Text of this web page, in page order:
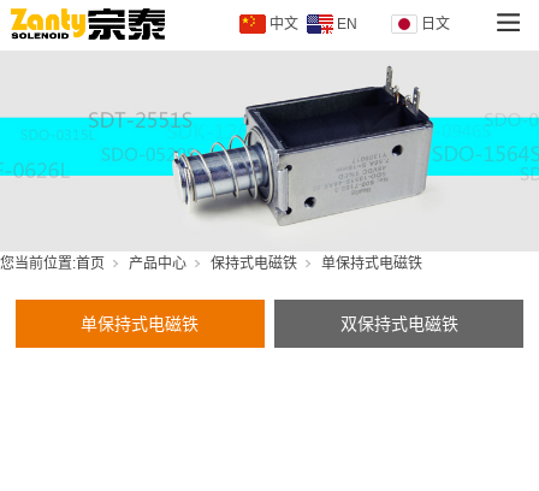
中文 EN 日文
您当前位置:首页 产品中心 保持式电磁铁 单保持式电磁铁
单保持式电磁铁 双保持式电磁铁